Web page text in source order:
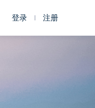
登录 注册